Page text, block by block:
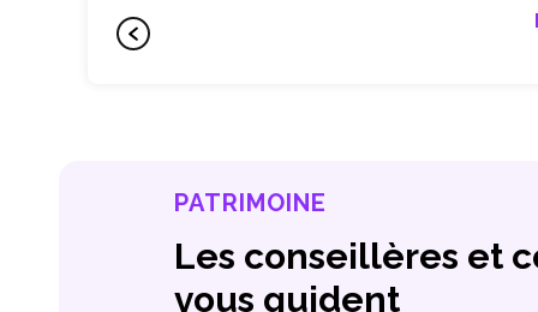
PATRIMOINE
Les conseillères et
vous guident